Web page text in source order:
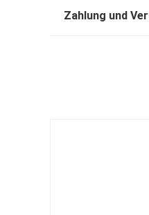
Zahlung und